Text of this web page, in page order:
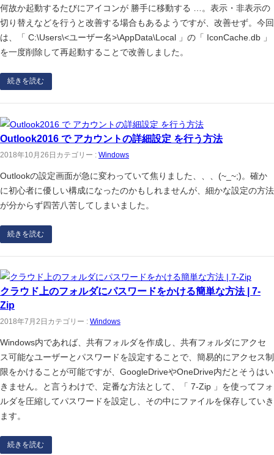
何故か起動するたびにアイコンが 勝手に移動する …。表示・非表示の
切り替えなどを行うと改善する場合もあるようですが、改善せず。今回
は、「 C:\Users\<ユーザー名>\AppData\Local 」の「 IconCache.db 」
を一度削除して再起動することで改善しました。
続きを読む
Outlook2016 で アカウントの詳細設定 を行う方法
2018年10月26日 カテゴリー : Windows
Outlookの設定画面が急に変わっていて焦りました、、、(~_~;)。確か
に初心者に優しい構成になったのかもしれませんが、細かな設定の方法
が分からず四苦八苦してしまいました。
続きを読む
クラウド上のフォルダにパスワードをかける簡単な方法 | 7-
Zip
2018年7月2日 カテゴリー : Windows
Windows内であれば、共有フォルダを作成し、共有フォルダにアクセ
ス可能なユーザーとパスワードを設定することで、簡易的にアクセス制
限をかけることが可能ですが、GoogleDriveやOneDrive内だとそうはい
きません。と言うわけで、定番な方法として、「 7-Zip 」を使ってフォ
ルダを圧縮してパスワードを設定し、その中にファイルを保存していき
ます。
続きを読む